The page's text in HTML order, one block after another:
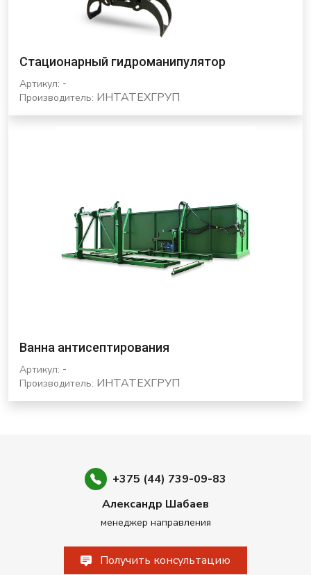
Стационарный гидроманипулятор
Артикул: -
Производитель: ИНТАТЕХГРУП
Ванна антисептирования
Артикул: -
Производитель: ИНТАТЕХГРУП
+375 (44) 739-09-83
Александр Шабаев
менеджер направления
Получить консультацию